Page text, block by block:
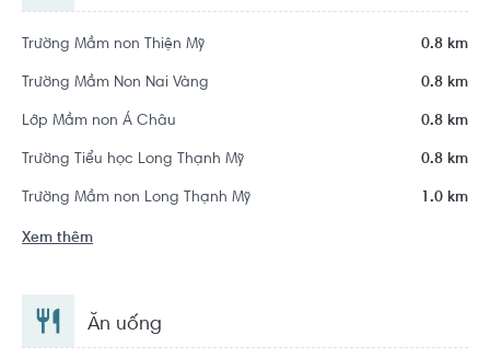
Trường Mầm non Thiện Mỹ 0.8 km
Trường Mầm Non Nai Vàng 0.8 km
Lớp Mầm non Á Châu 0.8 km
Trường Tiểu học Long Thạnh Mỹ 0.8 km
Trường Mầm non Long Thạnh Mỹ 1.0 km
Xem thêm
Ăn uống